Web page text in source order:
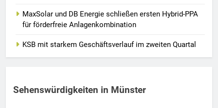
MaxSolar und DB Energie schließen ersten Hybrid-PPA
für förderfreie Anlagenkombination
KSB mit starkem Geschäftsverlauf im zweiten Quartal
Sehenswürdigkeiten in Münster